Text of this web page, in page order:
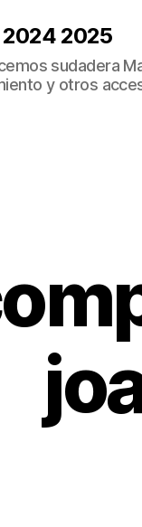
2024 2025
sudadera
y otros